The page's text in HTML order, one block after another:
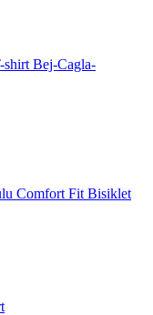
Bej-Cagla-
Comfort Fit Bisiklet